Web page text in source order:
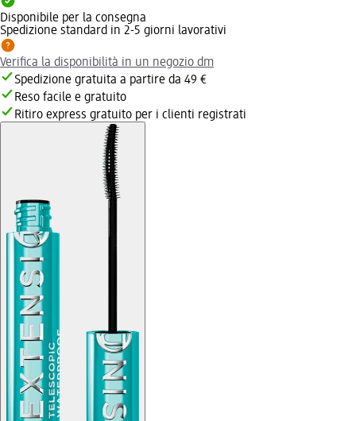
Disponibile per la consegna
Spedizione standard in 2-5 giorni lavorativi
Verifica la disponibilità in un negozio dm
Spedizione gratuita a partire da 49 €
Reso facile e gratuito
Ritiro express gratuito per i clienti registrati